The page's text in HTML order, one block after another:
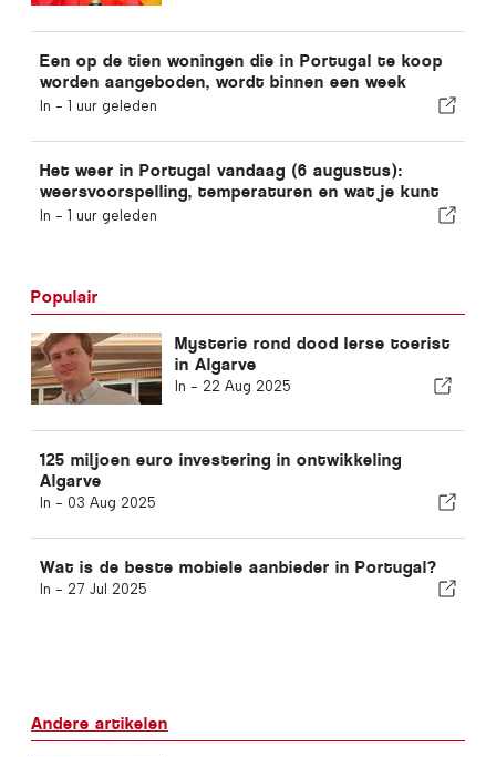
Een op de tien woningen die in Portugal te koop
worden aangeboden, wordt binnen een week
verkocht
In - 1 uur geleden
Het weer in Portugal vandaag (6 augustus):
weersvoorspelling, temperaturen en wat je kunt
verwachten
In - 1 uur geleden
Populair
Mysterie rond dood Ierse toerist
in Algarve
In - 22 Aug 2025
125 miljoen euro investering in ontwikkeling
Algarve
In - 03 Aug 2025
Wat is de beste mobiele aanbieder in Portugal?
In - 27 Jul 2025
Andere artikelen